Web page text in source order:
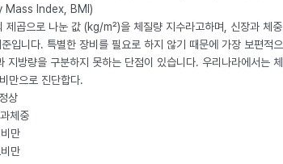
Mass Index, BMI)
제곱으로 나눈 값 (kg/m²)을 체질량 지수라고하며, 신장과 체
입니다. 특별한 장비를 필요로 하지 않기 때문에 가장 보편적
지방량을 구분하지 못하는 단점이 있습니다. 우리나라에서는
만으로 진단합다.
상
체중
만
만